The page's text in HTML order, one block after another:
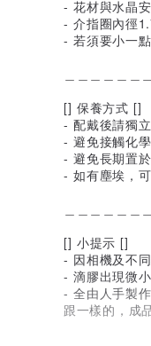
- 花材與水晶
- 介指圈內徑
- 若須要小一
[] 保養方式 []
- 配戴後請獨
- 避免接觸化學
- 避免長期置於
- 如有塵埃，可
[] 小提示 []
- 因相機及不
- 滴膠出現微
- 全由人手製
跟一樣的，成